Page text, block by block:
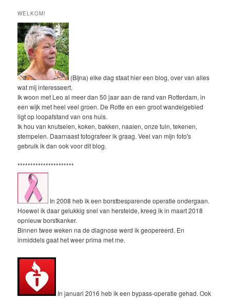
WELKOM!
(Bijna) elke dag staat hier een blog, over van alles
wat mij interesseert.
Ik woon met Leo al meer dan 50 jaar aan de rand van Rotterdam, in
een wijk met heel veel groen. De Rotte en een groot wandelgebied
ligt op loopafstand van ons huis.
Ik hou van knutselen, koken, bakken, naaien, onze tuin, tekenen,
stempelen. Daarnaast fotografeer ik graag. Veel van mijn foto's
gebruik ik dan ook voor dit blog.
**********************
In 2008 heb ik een borstbesparende operatie ondergaan.
Hoewel ik daar gelukkig snel van herstelde, kreeg ik in maart 2018
opnieuw borstkanker.
Binnen twee weken na de diagnose werd ik geopereerd. En
inmiddels gaat het weer prima met me.
In januari 2016 heb ik een bypass-operatie gehad. Ook